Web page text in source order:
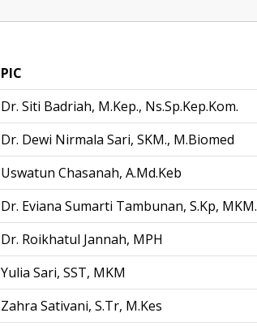
PIC
Dr. Siti Badriah, M.Kep., Ns.Sp.Kep.Kom.
Dr. Dewi Nirmala Sari, SKM., M.Biomed
Uswatun Chasanah, A.Md.Keb
Dr. Eviana Sumarti Tambunan, S.Kp, MKM.
Dr. Roikhatul Jannah, MPH
Yulia Sari, SST, MKM
Zahra Sativani, S.Tr, M.Kes